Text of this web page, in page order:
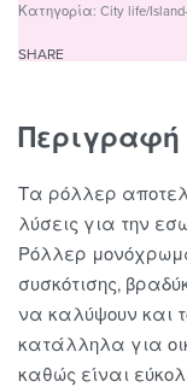
Κατηγορία: City life/
SHARE
Περιγραφή
Τα ρόλλερ
λύσεις για την
Ρόλλερ
συσκότισης,
να καλύψουν και
κατάλληλα για
καθώς είναι